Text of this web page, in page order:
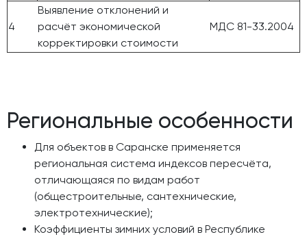
4
Выявление отклонений и
расчёт экономической
корректировки стоимости
МДС 81-33.2004
Региональные особенности
Для объектов в Саранске применяется
региональная система индексов пересчёта,
отличающаяся по видам работ
(общестроительные, сантехнические,
электротехнические);
Коэффициенты зимних условий в Республике